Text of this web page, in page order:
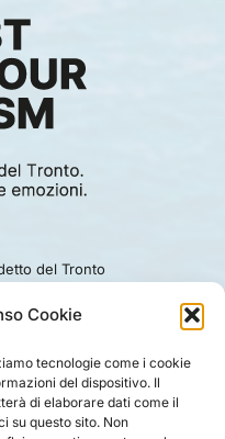
Cookie
tecnologie come i cookie
del dispositivo. Il
di elaborare dati come il
su questo sito. Non
del Tronto
|DISCLAIMER